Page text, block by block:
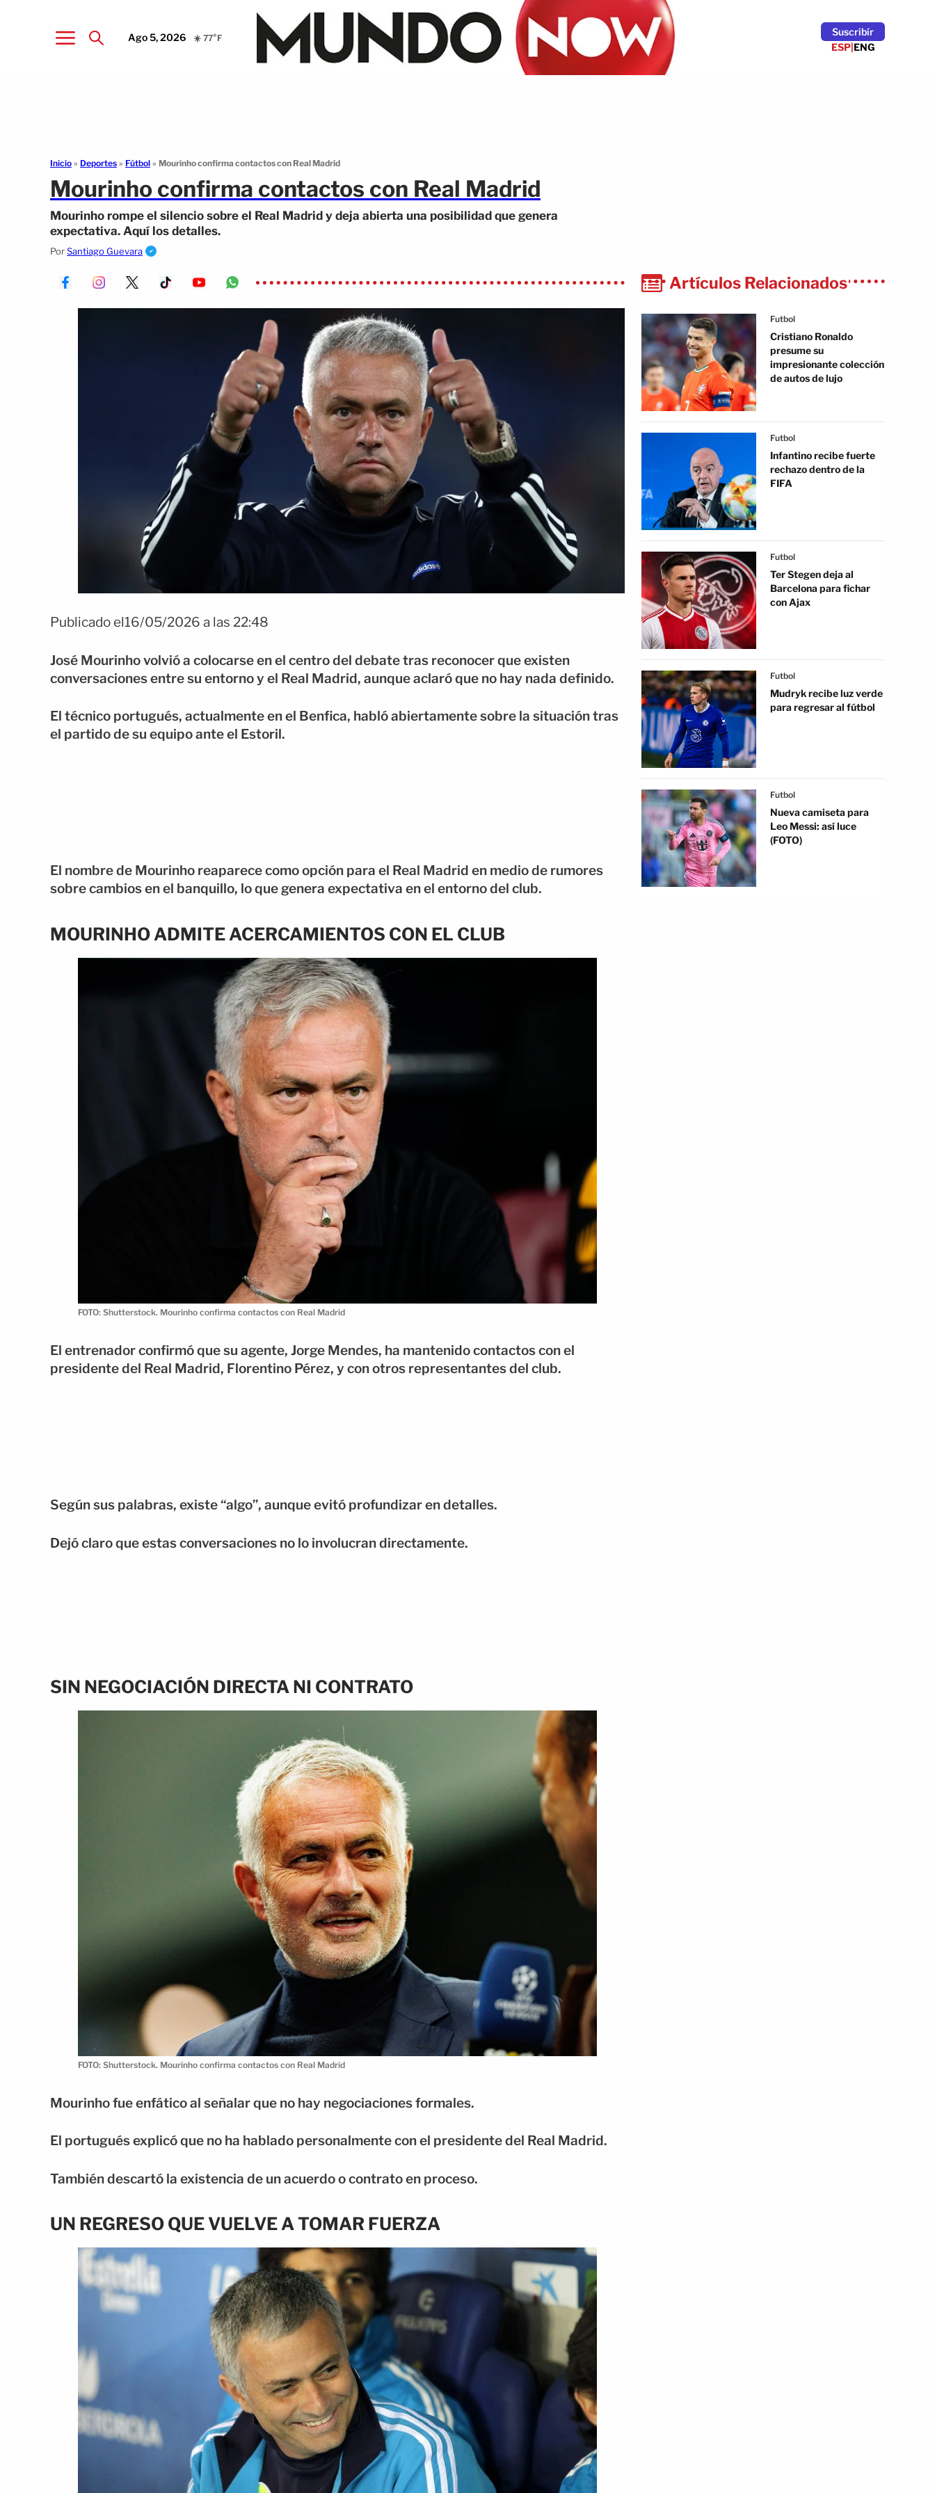
Ago 5, 2026 ☀️ 77°F
Suscribír
ESP|ENG
Inicio » Deportes » Fútbol » Mourinho confirma contactos con Real Madrid
Mourinho confirma contactos con Real Madrid
Mourinho rompe el silencio sobre el Real Madrid y deja abierta una posibilidad que genera
expectativa. Aquí los detalles.
PorSantiago Guevara
Publicado el16/05/2026 a las 22:48
José Mourinho volvió a colocarse en el centro del debate tras reconocer que existen
conversaciones entre su entorno y el Real Madrid, aunque aclaró que no hay nada definido.
El técnico portugués, actualmente en el Benfica, habló abiertamente sobre la situación tras
el partido de su equipo ante el Estoril.
El nombre de Mourinho reaparece como opción para el Real Madrid en medio de rumores
sobre cambios en el banquillo, lo que genera expectativa en el entorno del club.
MOURINHO ADMITE ACERCAMIENTOS CON EL CLUB
FOTO: Shutterstock. Mourinho confirma contactos con Real Madrid
El entrenador confirmó que su agente, Jorge Mendes, ha mantenido contactos con el
presidente del Real Madrid, Florentino Pérez, y con otros representantes del club.
Según sus palabras, existe “algo”, aunque evitó profundizar en detalles.
Dejó claro que estas conversaciones no lo involucran directamente.
SIN NEGOCIACIÓN DIRECTA NI CONTRATO
FOTO: Shutterstock. Mourinho confirma contactos con Real Madrid
Mourinho fue enfático al señalar que no hay negociaciones formales.
El portugués explicó que no ha hablado personalmente con el presidente del Real Madrid.
También descartó la existencia de un acuerdo o contrato en proceso.
UN REGRESO QUE VUELVE A TOMAR FUERZA
Artículos Relacionados
Futbol
Cristiano Ronaldo
presume su
impresionante colección
de autos de lujo
Futbol
Infantino recibe fuerte
rechazo dentro de la
FIFA
Futbol
Ter Stegen deja al
Barcelona para fichar
con Ajax
Futbol
Mudryk recibe luz verde
para regresar al fútbol
Futbol
Nueva camiseta para
Leo Messi: así luce
(FOTO)